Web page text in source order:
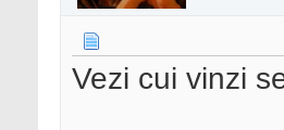
Vezi cui vinzi